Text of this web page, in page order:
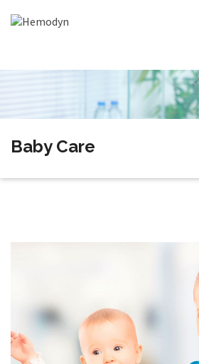
Baby Care